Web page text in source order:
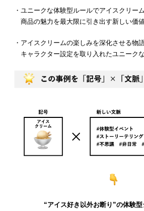
・ユニークな体験型ルールでアイスクリー
商品の魅力を最大限に引き出す新しい価
・アイスクリームの楽しみを深化させる物
キャラクター設定を取り入れたユニーク
“アイス好き以外お断り”の体験型